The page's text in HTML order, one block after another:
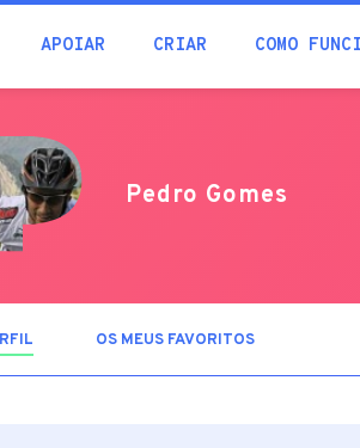
APOIAR CRIAR COMO
Pedro Gomes
(SEPARADOROS MEUS FAVORITOS